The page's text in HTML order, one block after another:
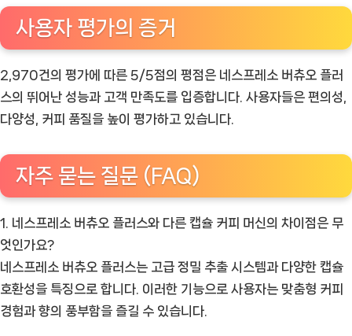
사용자 평가의 증거
2,970건의 평가에 따른 5/5점의 평점은 네스프레소 버츄오 플러
스의 뛰어난 성능과 고객 만족도를 입증합니다. 사용자들은 편의성,
다양성, 커피 품질을 높이 평가하고 있습니다.
자주 묻는 질문 (FAQ)
1. 네스프레소 버츄오 플러스와 다른 캡슐 커피 머신의 차이점은 무
엇인가요?
네스프레소 버츄오 플러스는 고급 정밀 추출 시스템과 다양한 캡슐
호환성을 특징으로 합니다. 이러한 기능으로 사용자는 맞춤형 커피
경험과 향의 풍부함을 즐길 수 있습니다.